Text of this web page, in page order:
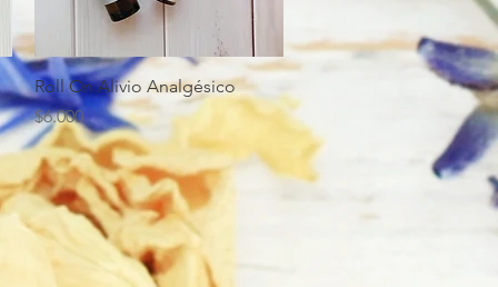
Vista rápida
Roll On Alivio Analgésico
Precio
$6.000